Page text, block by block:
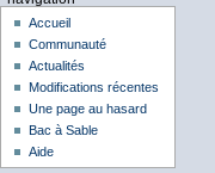
Accueil
Communauté
Actualités
Modifications récentes
Une page au hasard
Bac à Sable
Aide